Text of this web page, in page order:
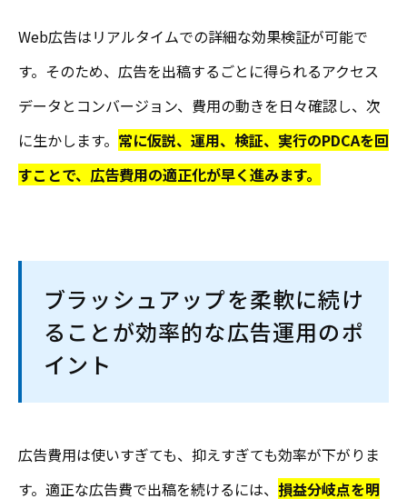
Web広告はリアルタイムでの詳細な効果検証が可能で
す。そのため、広告を出稿するごとに得られるアクセス
データとコンバージョン、費用の動きを日々確認し、次
に生かします。 常に仮説、運用、検証、実行のPDCAを回
すことで、広告費用の適正化が早く進みます。
ブラッシュアップを柔軟に続け
ることが効率的な広告運用のポ
イント
広告費用は使いすぎても、抑えすぎても効率が下がりま
す。適正な広告費で出稿を続けるには、 損益分岐点を明